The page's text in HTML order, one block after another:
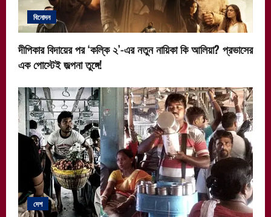
বিনোদন
দীপিকার বিদায়ের পর ‘কল্কি ২’-এর নতুন নায়িকা কি আলিয়া? প্রভাসের
এক পোস্টেই জল্পনা তুঙ্গে!
দেশ